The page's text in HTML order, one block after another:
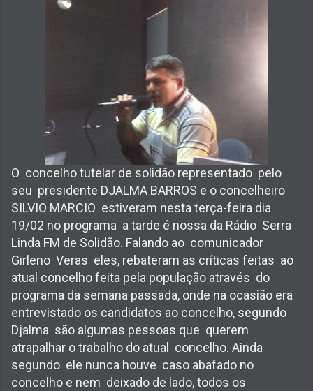
O concelho tutelar de solidão representado pelo
seu presidente DJALMA BARROS e o concelheiro
SILVIO MARCIO estiveram nesta terça-feira dia
19/02 no programa a tarde é nossa da Rádio Serra
Linda FM de Solidão. Falando ao comunicador
Girleno Veras eles, rebateram as críticas feitas ao
atual concelho feita pela população através do
programa da semana passada, onde na ocasião era
entrevistado os candidatos ao concelho, segundo
Djalma são algumas pessoas que querem
atrapalhar o trabalho do atual concelho. Ainda
segundo ele nunca houve caso abafado no
concelho e nem deixado de lado, todos os